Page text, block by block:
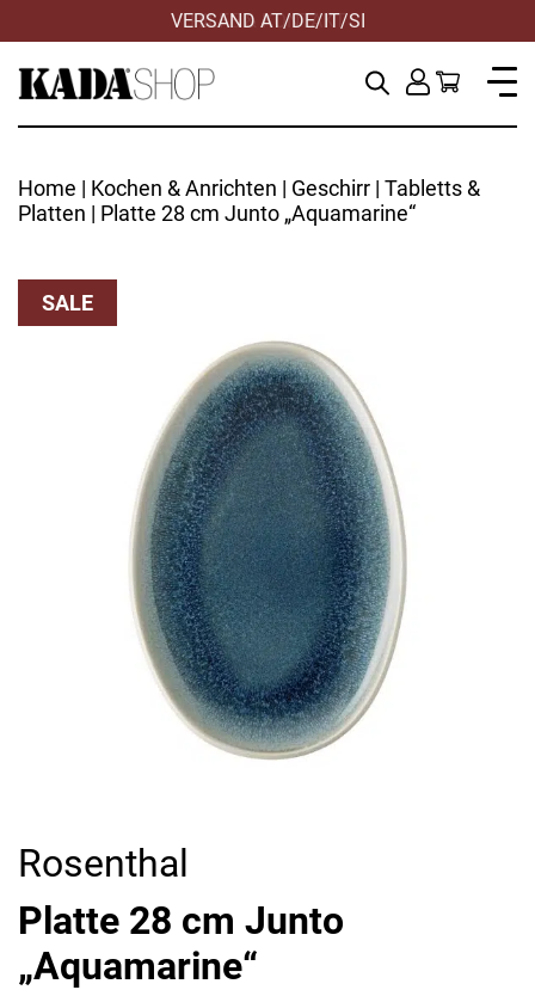
VERSAND AT/DE/IT/SI
Home | Kochen & Anrichten | Geschirr | Tabletts &
Platten | Platte 28 cm Junto „Aquamarine“
SALE
Rosenthal
Platte 28 cm Junto
„Aquamarine“